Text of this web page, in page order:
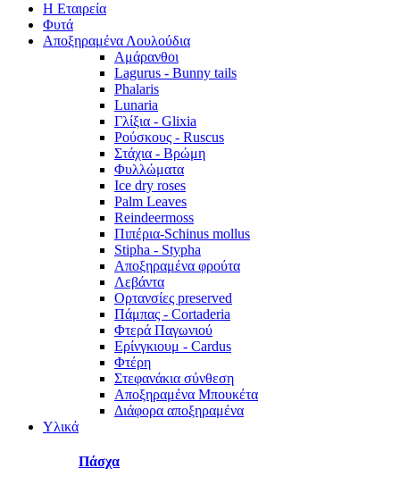
Η Εταιρεία
Φυτά
Αποξηραμένα Λουλούδια
Αμάρανθοι
Lagurus - Bunny tails
Phalaris
Lunaria
Γλίξια - Glixia
Ρούσκους - Ruscus
Στάχια - Βρώμη
Φυλλώματα
Ice dry roses
Palm Leaves
Reindeermoss
Πιπέρια-Schinus mollus
Stipha - Stypha
Αποξηραμένα φρούτα
Λεβάντα
Ορτανσίες preserved
Πάμπας - Cortaderia
Φτερά Παγωνιού
Ερίνγκιουμ - Cardus
Φτέρη
Στεφανάκια σύνθεση
Αποξηραμένα Μπουκέτα
Διάφορα αποξηραμένα
Υλικά
Πάσχα